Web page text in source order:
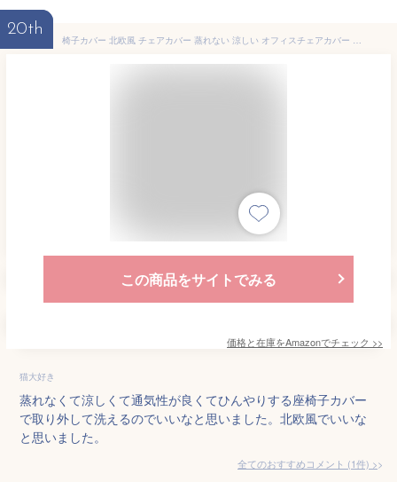
20th
椅子カバー 北欧風 チェアカバー 蒸れない 涼しい オフィスチェアカバー ひも付き 可愛い 座椅子 シートカバー 取り外し可 通気性 洗える カラー ひんやり 通気いい 座面カバー 背もたれカバー 50*160cm ダイニングチェアカバー
この商品をサイトでみる
価格と在庫をAmazonでチェック >>
猫大好き
蒸れなくて涼しくて通気性が良くてひんやりする座椅子カバー
で取り外して洗えるのでいいなと思いました。北欧風でいいな
と思いました。
全てのおすすめコメント (1件) >